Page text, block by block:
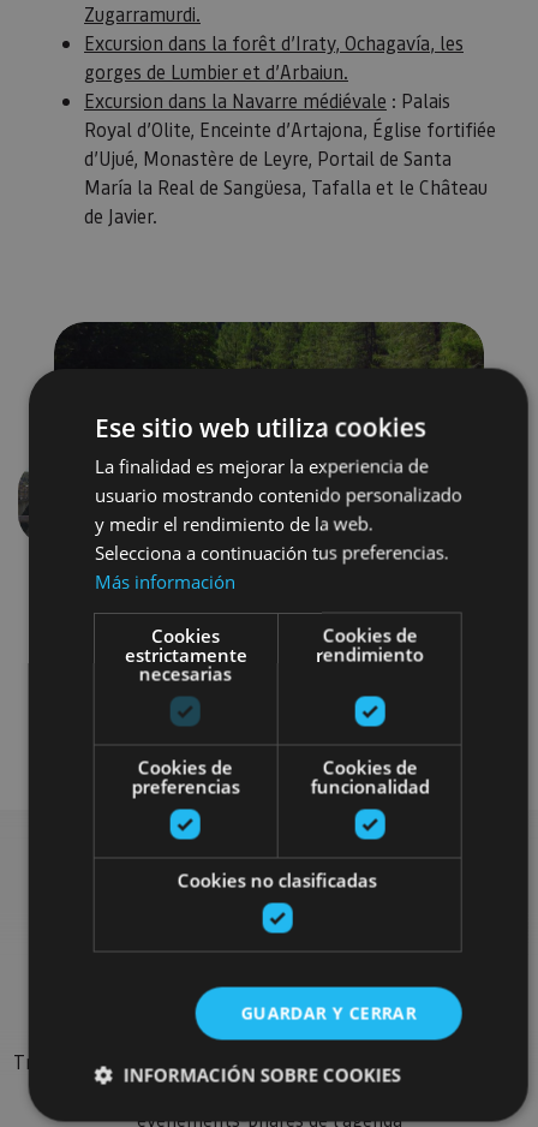
Zugarramurdi.
Excursion dans la forêt d’Iraty, Ochagavía, les
gorges de Lumbier et d’Arbaiun.
Excursion dans la Navarre médiévale : Palais
Royal d’Olite, Enceinte d’Artajona, Église fortifiée
d’Ujué, Monastère de Leyre, Portail de Santa
María la Real de Sangüesa, Tafalla et le Château
de Javier.
Précédent
Visitas guiadas
Rechercher plus de
sorties
Trouvez des sorties et des propositions pour compléter votre
séjour en Navarre : activités organisées, visites et les
évènements-phares de l'agenda
Ese sitio web utiliza cookies
La finalidad es mejorar la experiencia de
usuario mostrando contenido personalizado
y medir el rendimiento de la web.
Selecciona a continuación tus preferencias.
Más información
Cookies
estrictamente
necesarias
Cookies de
rendimiento
Cookies de
preferencias
Cookies de
funcionalidad
Cookies no clasificadas
GUARDAR Y CERRAR
INFORMACIÓN SOBRE COOKIES